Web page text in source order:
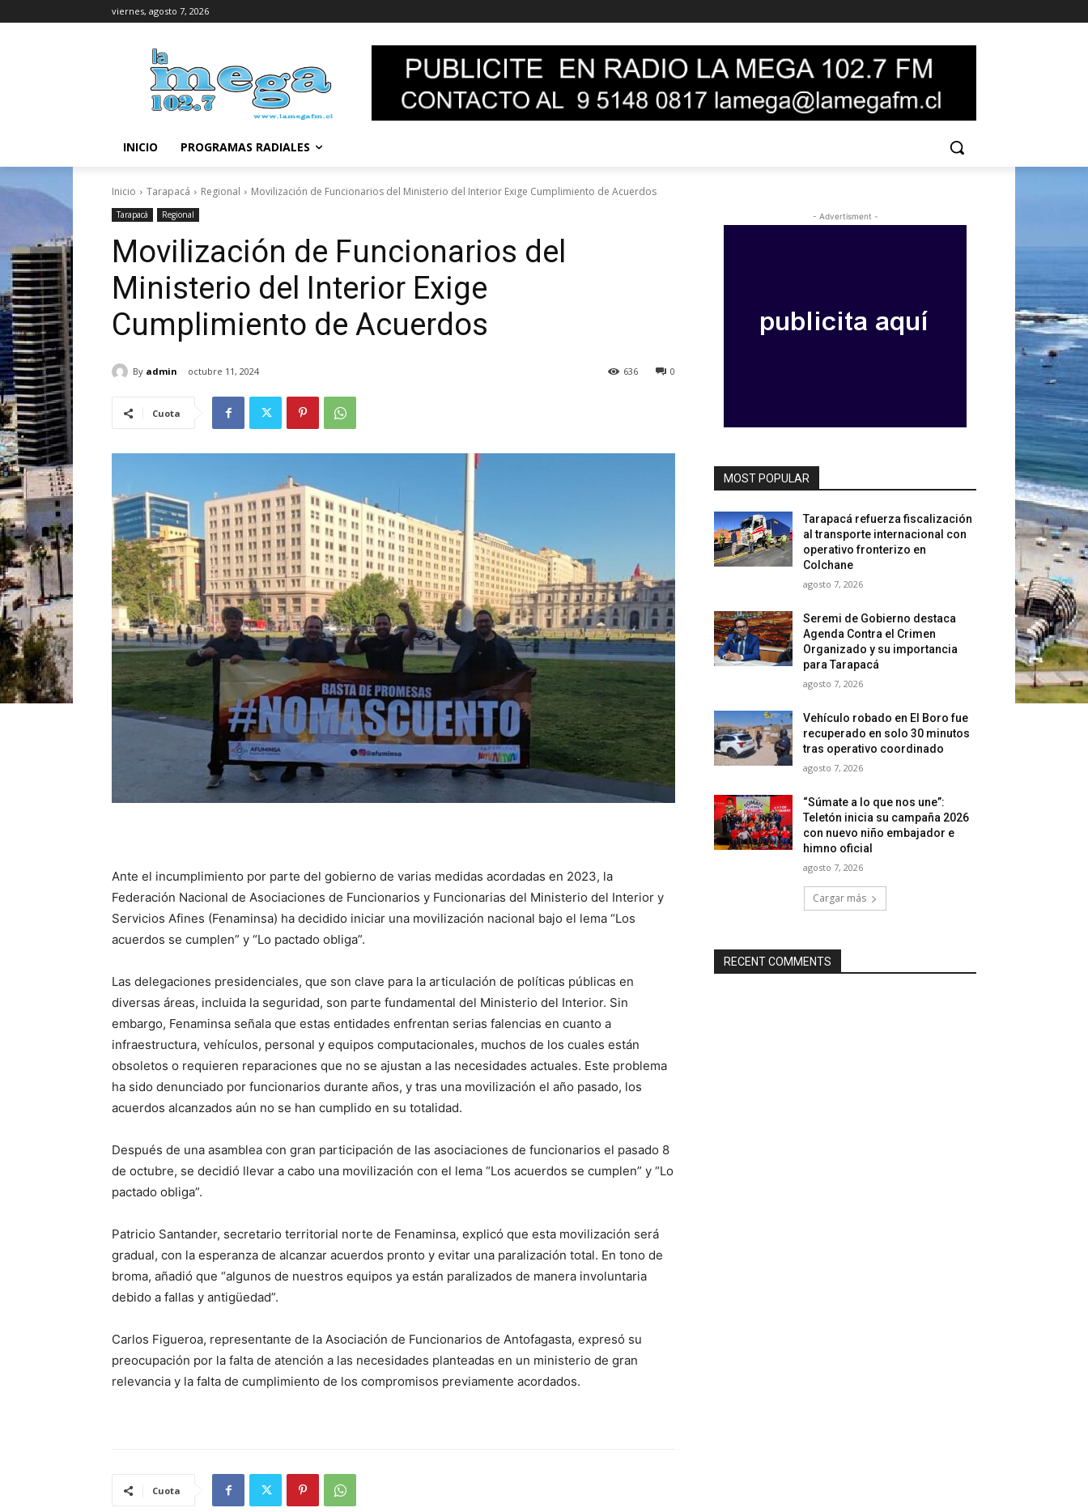
viernes, agosto 7, 2026
INICIO PROGRAMAS RADIALES
Inicio Tarapacá Regional Movilización de Funcionarios del Ministerio del Interior Exige Cumplimiento de Acuerdos
Tarapacá Regional
Movilización de Funcionarios del
Ministerio del Interior Exige
Cumplimiento de Acuerdos
By admin octubre 11, 2024 0
636
Cuota
Ante el incumplimiento por parte del gobierno de varias medidas acordadas en 2023, la
Federación Nacional de Asociaciones de Funcionarios y Funcionarias del Ministerio del Interior y
Servicios Afines (Fenaminsa) ha decidido iniciar una movilización nacional bajo el lema “Los
acuerdos se cumplen” y “Lo pactado obliga”.
Las delegaciones presidenciales, que son clave para la articulación de políticas públicas en
diversas áreas, incluida la seguridad, son parte fundamental del Ministerio del Interior. Sin
embargo, Fenaminsa señala que estas entidades enfrentan serias falencias en cuanto a
infraestructura, vehículos, personal y equipos computacionales, muchos de los cuales están
obsoletos o requieren reparaciones que no se ajustan a las necesidades actuales. Este problema
ha sido denunciado por funcionarios durante años, y tras una movilización el año pasado, los
acuerdos alcanzados aún no se han cumplido en su totalidad.
Después de una asamblea con gran participación de las asociaciones de funcionarios el pasado 8
de octubre, se decidió llevar a cabo una movilización con el lema “Los acuerdos se cumplen” y “Lo
pactado obliga”.
Patricio Santander, secretario territorial norte de Fenaminsa, explicó que esta movilización será
gradual, con la esperanza de alcanzar acuerdos pronto y evitar una paralización total. En tono de
broma, añadió que “algunos de nuestros equipos ya están paralizados de manera involuntaria
debido a fallas y antigüedad”.
Carlos Figueroa, representante de la Asociación de Funcionarios de Antofagasta, expresó su
preocupación por la falta de atención a las necesidades planteadas en un ministerio de gran
relevancia y la falta de cumplimiento de los compromisos previamente acordados.
Cuota
- Advertisment -
MOST POPULAR
Tarapacá refuerza fiscalización
al transporte internacional con
operativo fronterizo en
Colchane
agosto 7, 2026
Seremi de Gobierno destaca
Agenda Contra el Crimen
Organizado y su importancia
para Tarapacá
agosto 7, 2026
Vehículo robado en El Boro fue
recuperado en solo 30 minutos
tras operativo coordinado
agosto 7, 2026
“Súmate a lo que nos une”:
Teletón inicia su campaña 2026
con nuevo niño embajador e
himno oficial
agosto 7, 2026
Cargar más
RECENT COMMENTS